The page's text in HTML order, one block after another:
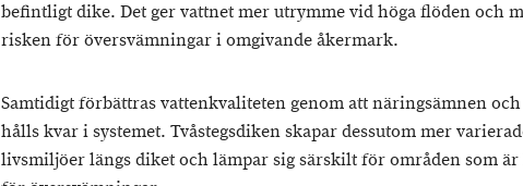
befintligt dike. Det ger vattnet mer utrymme vid höga flöden och
risken för översvämningar i omgivande åkermark.
Samtidigt förbättras vattenkvaliteten genom att näringsämnen
hålls kvar i systemet. Tvåstegsdiken skapar dessutom mer
livsmiljöer längs diket och lämpar sig särskilt för områden som är